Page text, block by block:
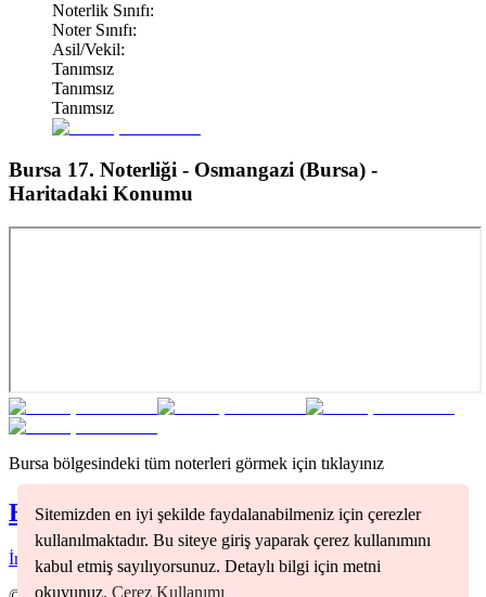
Sitemizden en iyi şekilde faydalanabilmeniz için çerezler
kullanılmaktadır. Bu siteye giriş yaparak çerez kullanımını
kabul etmiş sayılıyorsunuz. Detaylı bilgi için metni
okuyunuz. Çerez Kullanımı
Noterlik Sınıfı:
Noter Sınıfı:
Asil/Vekil:
Tanımsız
Tanımsız
Tanımsız
Bursa 17. Noterliği - Osmangazi (Bursa) -
Haritadaki Konumu
Bursa bölgesindeki tüm noterleri görmek için tıklayınız
BursaNoterleri
İnegöl( 1) Nilüfer ) Osmangazi(2 ) Yıldırım( )